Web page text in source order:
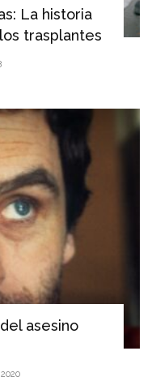
La historia
trasplantes
asesino